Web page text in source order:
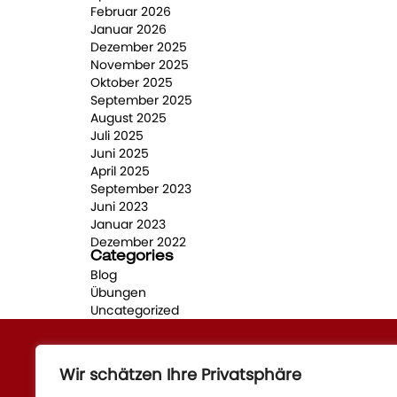
Wir schätzen Ihre Privatsphäre
Februar 2026
Januar 2026
Dezember 2025
November 2025
Oktober 2025
September 2025
August 2025
Juli 2025
Juni 2025
April 2025
September 2023
Juni 2023
Januar 2023
Dezember 2022
Categories
Blog
Übungen
Uncategorized